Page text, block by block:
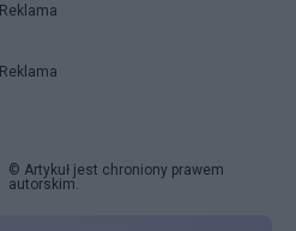
Reklama
Reklama
© Artykuł jest chroniony prawem
autorskim.